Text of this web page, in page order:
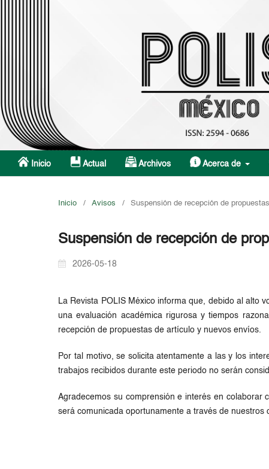
Inicio Actual Archivos Acerca de
Inicio / Avisos / Suspensión de recepción de
Suspensión de recepción de
2026-05-18
La Revista POLIS México informa que, debido al alto
una evaluación académica rigurosa y tiempos
recepción de propuestas de artículo y nuevos envíos.
Por tal motivo, se solicita atentamente a las y los
trabajos recibidos durante este periodo no serán
Agradecemos su comprensión e interés en colaborar
será comunicada oportunamente a través de nuestros